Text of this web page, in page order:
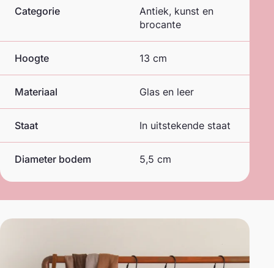
Categorie
Antiek, kunst en
brocante
Hoogte 13 cm
Materiaal Glas en leer
Staat In uitstekende staat
Diameter bodem 5,5 cm